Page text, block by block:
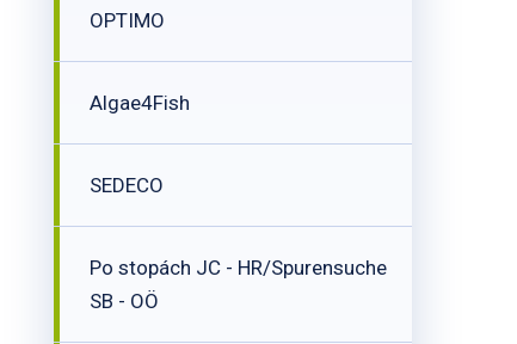
OPTIMO
Algae4Fish
SEDECO
Po stopách JC - HR/Spurensuche
SB - OÖ